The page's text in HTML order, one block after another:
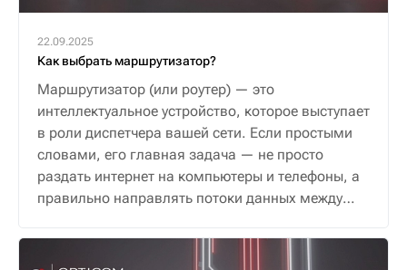
22.09.2025
Как выбрать маршрутизатор?
Маршрутизатор (или роутер) — это
интеллектуальное устройство, которое выступает
в роли диспетчера вашей сети. Если простыми
словами, его главная задача — не просто
раздать интернет на компьютеры и телефоны, а
правильно направлять потоки данных между
и безопасную связь.